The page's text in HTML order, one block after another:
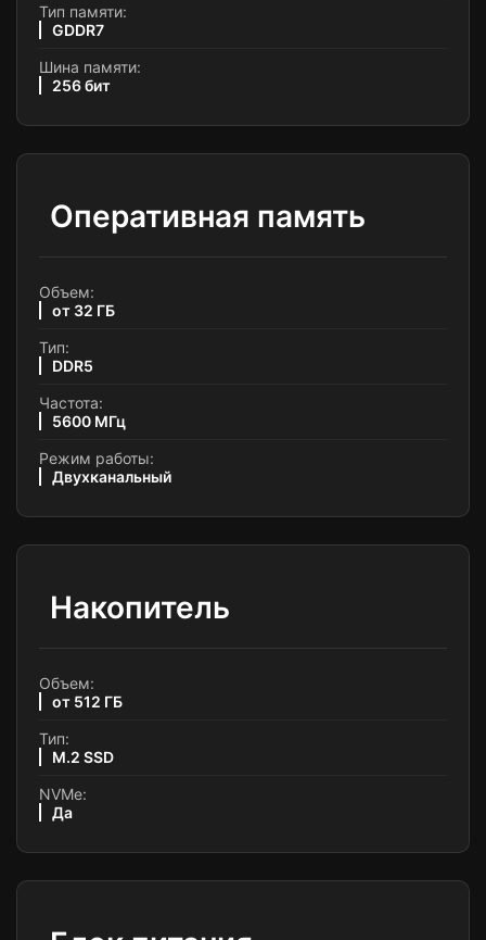
Тип памяти:
GDDR7
Шина памяти:
256 бит
Оперативная память
Объем:
от 32 ГБ
Тип:
DDR5
Частота:
5600 МГц
Режим работы:
Двухканальный
Накопитель
Объем:
от 512 ГБ
Тип:
M.2 SSD
NVMe:
Да